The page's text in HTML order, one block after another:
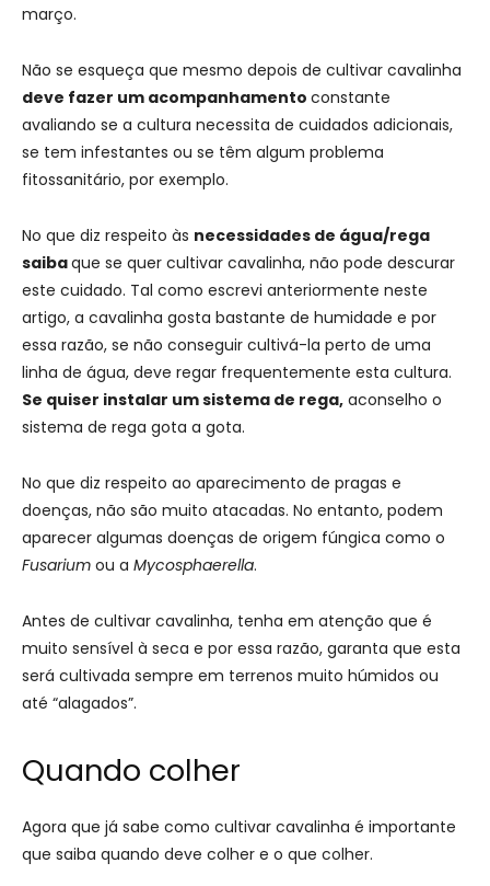
março.
Não se esqueça que mesmo depois de cultivar cavalinha
deve fazer um acompanhamento constante
avaliando se a cultura necessita de cuidados adicionais,
se tem infestantes ou se têm algum problema
fitossanitário, por exemplo.
No que diz respeito às necessidades de água/rega
saibaque se quer cultivar cavalinha, não pode descurar
este cuidado. Tal como escrevi anteriormente neste
artigo, a cavalinha gosta bastante de humidade e por
essa razão, se não conseguir cultivá-la perto de uma
linha de água, deve regar frequentemente esta cultura.
Se quiser instalar um sistema de rega, aconselho o
sistema de rega gota a gota.
No que diz respeito ao aparecimento de pragas e
doenças, não são muito atacadas. No entanto, podem
aparecer algumas doenças de origem fúngica como o
Fusarium ou a Mycosphaerella.
Antes de cultivar cavalinha, tenha em atenção que é
muito sensível à seca e por essa razão, garanta que esta
será cultivada sempre em terrenos muito húmidos ou
até “alagados”.
Quando colher
Agora que já sabe como cultivar cavalinha é importante
que saiba quando deve colher e o que colher.